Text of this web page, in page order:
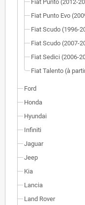
Fiat Punto (2012-
Fiat Punto Evo
Fiat Scudo (1996-
Fiat Scudo (2007-
Fiat Sedici (2006-
Fiat Talento (à
Ford
Honda
Hyundai
Infiniti
Jaguar
Jeep
Kia
Lancia
Land Rover